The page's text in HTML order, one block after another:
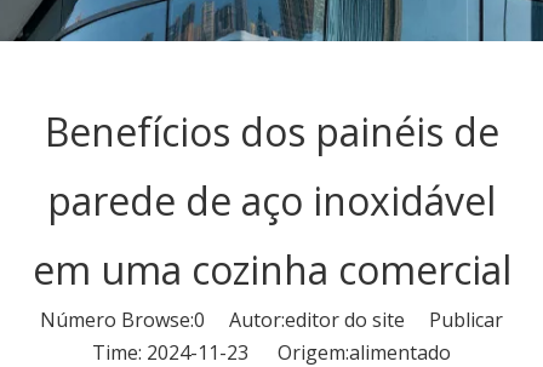
Benefícios dos painéis de
parede de aço inoxidável
em uma cozinha comercial
Número Browse:0 Autor:editor do site Publicar
Time: 2024-11-23 Origem:alimentado